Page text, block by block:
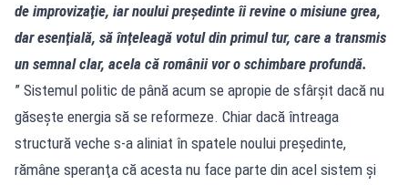
de improvizaţie, iar noului preşedinte îi revine o misiune grea,
dar esenţială, să înţeleagă votul din primul tur, care a transmis
un semnal clar, acela că românii vor o schimbare profundă.
” Sistemul politic de până acum se apropie de sfârşit dacă nu
găseşte energia să se reformeze. Chiar dacă întreaga
structură veche s-a aliniat în spatele noului preşedinte,
rămâne speranţa că acesta nu face parte din acel sistem şi